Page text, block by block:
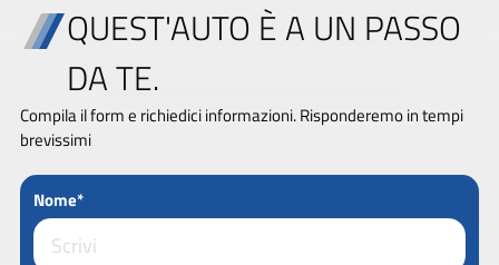
QUEST'AUTO È A UN PASSO
DA TE.
Compila il form e richiedici informazioni. Risponderemo in tempi
brevissimi
Nome*